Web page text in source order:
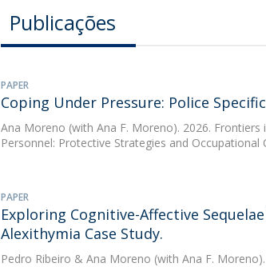
Publicações
PAPER
Coping Under Pressure: Police
Ana Moreno (with Ana F. Moreno). 2026.
Personnel: Protective Strategies and Occupational
PAPER
Exploring Cognitive-Affective
Alexithymia Case Study.
Pedro Ribeiro & Ana Moreno (with Ana F.